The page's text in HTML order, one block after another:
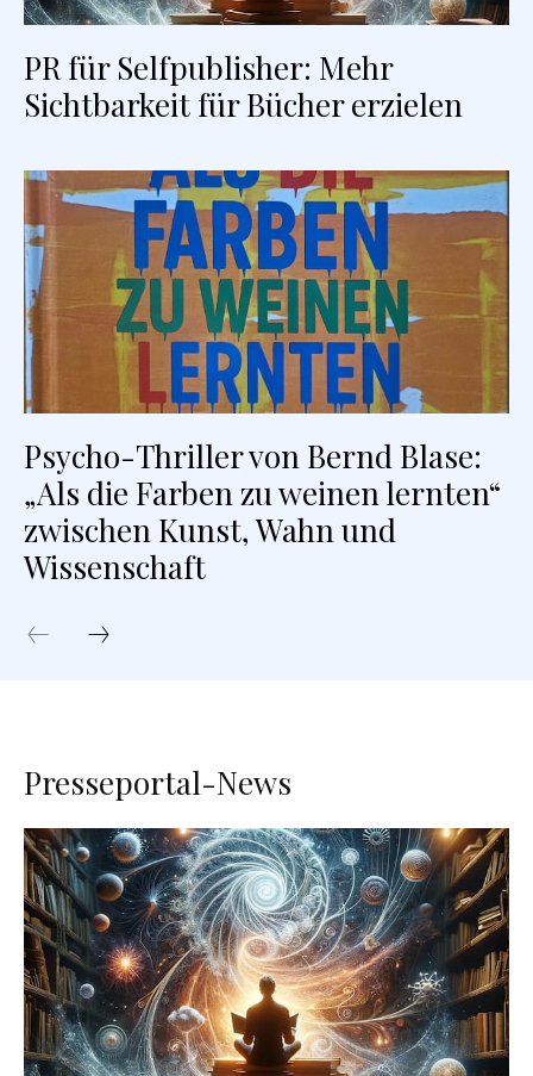
PR für Selfpublisher: Mehr
Sichtbarkeit für Bücher erzielen
Psycho-Thriller von Bernd Blase:
„Als die Farben zu weinen lernten“
zwischen Kunst, Wahn und
Wissenschaft
Presseportal-News